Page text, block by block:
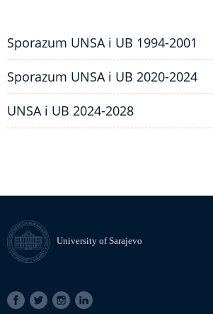
Sporazum UNSA i UB 1994-2001
Sporazum UNSA i UB 2020-2024
UNSA i UB 2024-2028
University of Sarajevo
SOCIAL
LINKS